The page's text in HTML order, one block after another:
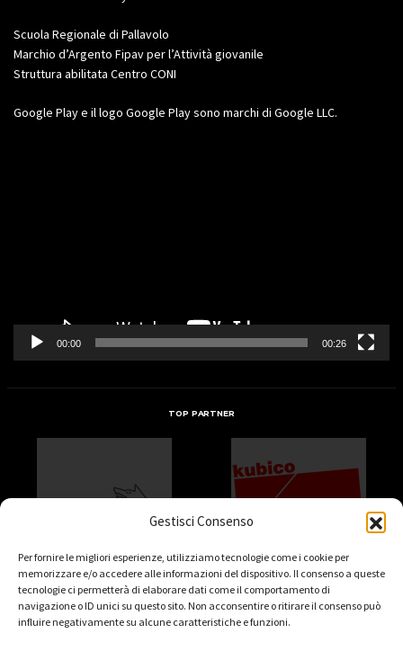
Gestisci Consenso
Per fornire le migliori esperienze, utilizziamo tecnologie come i cookie per
memorizzare e/o accedere alle informazioni del dispositivo. Il consenso a queste
tecnologie ci permetterà di elaborare dati come il comportamento di
navigazione o ID unici su questo sito. Non acconsentire o ritirare il consenso può
influire negativamente su alcune caratteristiche e funzioni.
Scuola Regionale di Pallavolo
Marchio d’Argento Fipav per l’Attività giovanile
Struttura abilitata Centro CONI
Google Play e il logo Google Play sono marchi di Google LLC.
00:00 00:26
TOP PARTNER